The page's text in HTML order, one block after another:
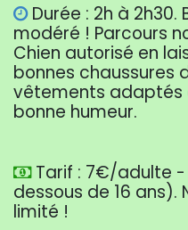
Durée : 2h à
modéré ! Parcours
Chien autorisé en
bonnes chaussures
vêtements
bonne humeur.
Tarif : 7€/adulte
dessous de 16
limité !